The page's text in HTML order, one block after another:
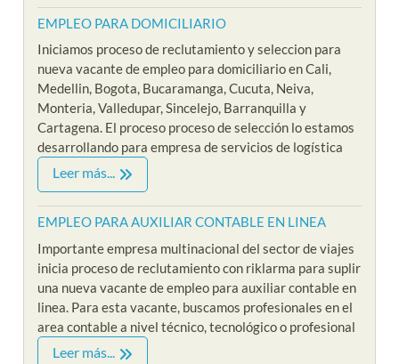
EMPLEO PARA DOMICILIARIO
Iniciamos proceso de reclutamiento y seleccion para
nueva vacante de empleo para domiciliario en Cali,
Medellin, Bogota, Bucaramanga, Cucuta, Neiva,
Monteria, Valledupar, Sincelejo, Barranquilla y
Cartagena. El proceso proceso de selección lo estamos
desarrollando para empresa de servicios de logística
Leer más...
EMPLEO PARA AUXILIAR CONTABLE EN LINEA
Importante empresa multinacional del sector de viajes
inicia proceso de reclutamiento con riklarma para suplir
una nueva vacante de empleo para auxiliar contable en
linea. Para esta vacante, buscamos profesionales en el
area contable a nivel técnico, tecnológico o profesional
Leer más...